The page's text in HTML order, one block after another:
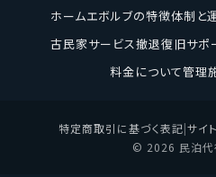
ホームエボルブの特徴体制と
古民家サービス撤退復旧サポ
料金について管理
特定商取引に基づく表記|サイ
© 2026 民泊代